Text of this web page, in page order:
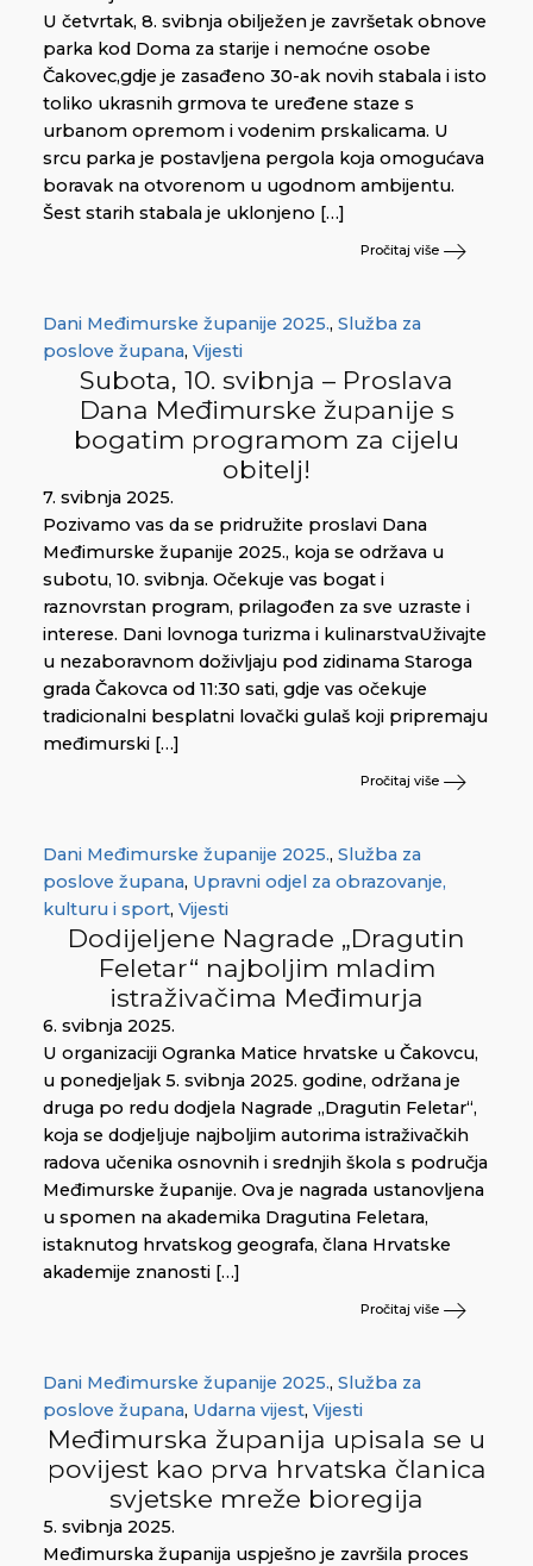
U četvrtak, 8. svibnja obilježen je završetak obnove
parka kod Doma za starije i nemoćne osobe
Čakovec,gdje je zasađeno 30-ak novih stabala i isto
toliko ukrasnih grmova te uređene staze s
urbanom opremom i vodenim prskalicama. U
srcu parka je postavljena pergola koja omogućava
boravak na otvorenom u ugodnom ambijentu.
Šest starih stabala je uklonjeno […]
Pročitaj više
Dani Međimurske županije 2025., Služba za
poslove župana, Vijesti
Subota, 10. svibnja – Proslava
Dana Međimurske županije s
bogatim programom za cijelu
obitelj!
7. svibnja 2025.
Pozivamo vas da se pridružite proslavi Dana
Međimurske županije 2025., koja se održava u
subotu, 10. svibnja. Očekuje vas bogat i
raznovrstan program, prilagođen za sve uzraste i
interese. Dani lovnoga turizma i kulinarstvaUživajte
u nezaboravnom doživljaju pod zidinama Staroga
grada Čakovca od 11:30 sati, gdje vas očekuje
tradicionalni besplatni lovački gulaš koji pripremaju
međimurski […]
Pročitaj više
Dani Međimurske županije 2025., Služba za
poslove župana, Upravni odjel za obrazovanje,
kulturu i sport, Vijesti
Dodijeljene Nagrade „Dragutin
Feletar“ najboljim mladim
istraživačima Međimurja
6. svibnja 2025.
U organizaciji Ogranka Matice hrvatske u Čakovcu,
u ponedjeljak 5. svibnja 2025. godine, održana je
druga po redu dodjela Nagrade „Dragutin Feletar“,
koja se dodjeljuje najboljim autorima istraživačkih
radova učenika osnovnih i srednjih škola s područja
Međimurske županije. Ova je nagrada ustanovljena
u spomen na akademika Dragutina Feletara,
istaknutog hrvatskog geografa, člana Hrvatske
akademije znanosti […]
Pročitaj više
Dani Međimurske županije 2025., Služba za
poslove župana, Udarna vijest, Vijesti
Međimurska županija upisala se u
povijest kao prva hrvatska članica
svjetske mreže bioregija
5. svibnja 2025.
Međimurska županija uspješno je završila proces